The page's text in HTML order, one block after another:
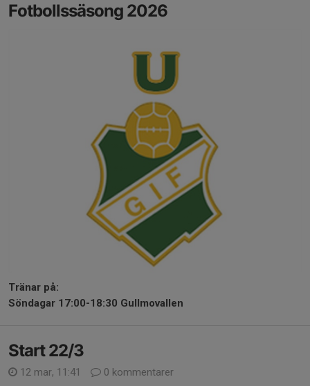
Fotbollssäsong 2026
Tränar på:
Söndagar 17:00-18:30 Gullmovallen
Start 22/3
12 mar, 11:41
0 kommentarer